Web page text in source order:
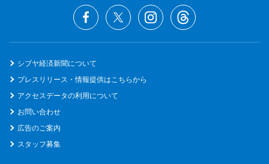
シブヤ経済新聞について
プレスリリース・情報提供はこちらから
アクセスデータの利用について
お問い合わせ
広告のご案内
スタッフ募集